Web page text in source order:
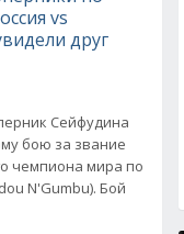
vs
друг
Сейфудина
бою за звание
чемпиона мира по
N'Gumbu). Бой